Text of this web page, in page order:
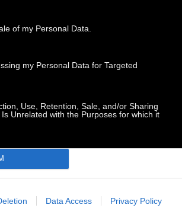
of my Personal Data.
my Personal Data for Targeted
Use, Retention, Sale, and/or Sharing
Unrelated with the Purposes for which it
Data Access Privacy Policy